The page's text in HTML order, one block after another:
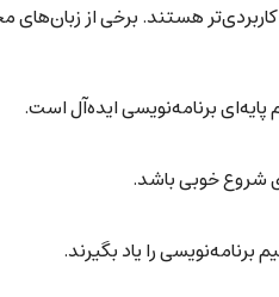
هستند. برخی از زبان‌های
پایه‌ای برنامه‌نویسی ایده‌آل است.
شروع خوبی باشد.
را یاد بگیرند.